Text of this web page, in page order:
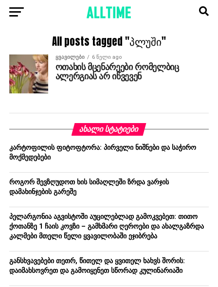
All posts tagged "პლუში"
ᲧᲕᲐᲕᲘᲚᲔᲑᲘ 6 წელი ago
ოთახის მცენარეები რომელბიც
ალერგიას არ იწვევენ
ᲐᲮᲐᲚᲘ ᲡᲢᲐᲢᲘᲔᲑᲘ
კარტოფილის ფიტოფტორა: პირველი ნიშნები და საჭირო
მოქმედებები
როგორ შევზღუდოთ ხის სიმაღლეში ზრდა ვარჯის
დამახინჯების გარეშე
პელარგონია აგვისტოში აუცილებლად გამოკვებეთ: თითო
ქოთანზე 1 ჩაის კოვზი – გამხმარი ღეროები და ახალგაზრდა
კალმები მთელი წელი ყვავილობაში ეჯიბრება
განსხვავებები თეთრ, წითელ და ყვითელ ხახვს შორის:
დაიმახსოვრეთ და გამოიყენეთ სწორად კულინარიაში